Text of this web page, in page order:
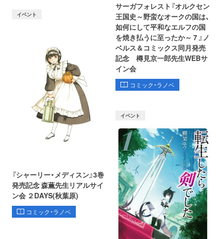
サーガフォレスト『オルクセン
王国史～野蛮なオークの国は、
如何にして平和なエルフの国
を焼き払うに至ったか～ 7 』ノ
ベルス＆コミックス同月発売
記念 樽見京一郎先生WEBサ
イン会
コミック・ラノベ
イベント
『シャーリー・メディスン』3巻
発売記念 森薫先生リアルサイ
ン会 ２DAYS(秋葉原)
コミック・ラノベ
イベント